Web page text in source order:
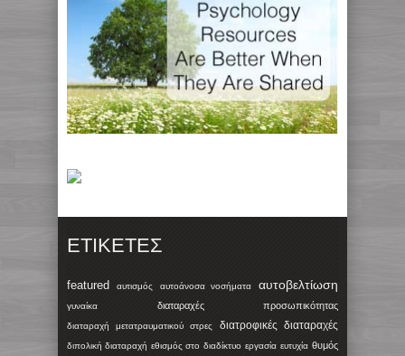
ΕΤΙΚΈΤΕΣ
featured αυτισμός αυτοάνοσα νοσήματα αυτοβελτίωση
γυναίκα διαταραχές προσωπικότητας
διαταραχή μετατραυματικού στρες διατροφικές διαταραχές
διπολική διαταραχή εθισμός στο διαδίκτυο εργασία ευτυχία θυμός